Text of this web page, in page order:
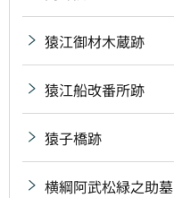
猿江御材木蔵跡
猿江船改番所跡
猿子橋跡
横綱阿武松緑之助墓